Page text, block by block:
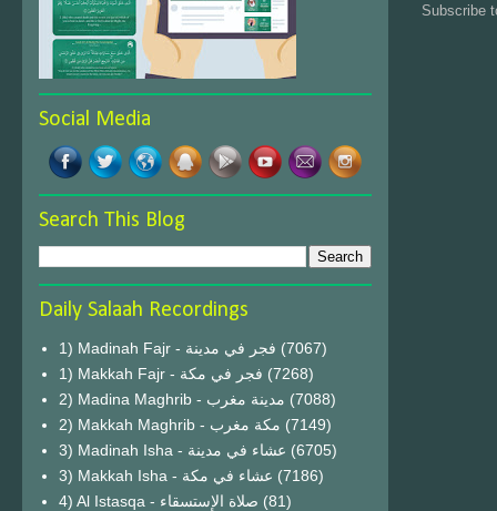
Subscribe
Social Media
Search This Blog
Daily Salaah Recordings
1) Madinah Fajr - فجر في مدينة (7067)
1) Makkah Fajr - فجر في مكة (7268)
2) Madina Maghrib - مدينة مغرب (7088)
2) Makkah Maghrib - مكة مغرب (7149)
3) Madinah Isha - عشاء في مدينة (6705)
3) Makkah Isha - عشاء في مكة (7186)
4) Al Istasqa - صلاة الإستسقاء (81)